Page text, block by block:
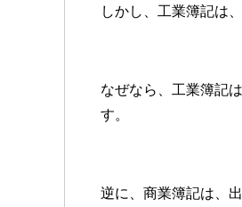
しかし、工業簿記は
なぜなら、工業簿記
す。
逆に、商業簿記は、